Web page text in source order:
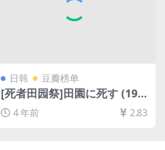
日韩 豆瓣榜单
[死者田园祭]田園に死す (197
4)[百度网盘+迅雷云盘资源10
80P超清][MP4/6.2GB][日语
4 年前 2.83